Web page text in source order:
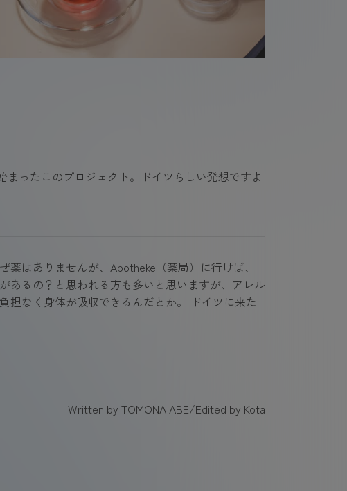
ったこのプロジェクト。ドイツらしい発想ですよ
はありませんが、Apotheke（薬局）に行けば、
あるの？と思われる方も多いと思いますが、アレル
担なく身体が吸収できるんだとか。 ドイツに来た
Written by TOMONA ABE/Edited by Kota